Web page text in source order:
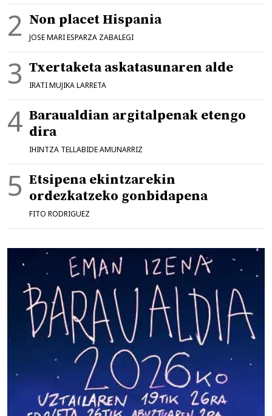
Non placet Hispania
JOSE MARI ESPARZA ZABALEGI
Txertaketa askatasunaren alde
IRATI MUJIKA LARRETA
Baraualdian argitalpenak etengo
dira
IHINTZA TELLABIDE AMUNARRIZ
Etsipena ekintzarekin
ordezkatzeko gonbidapena
FITO RODRIGUEZ